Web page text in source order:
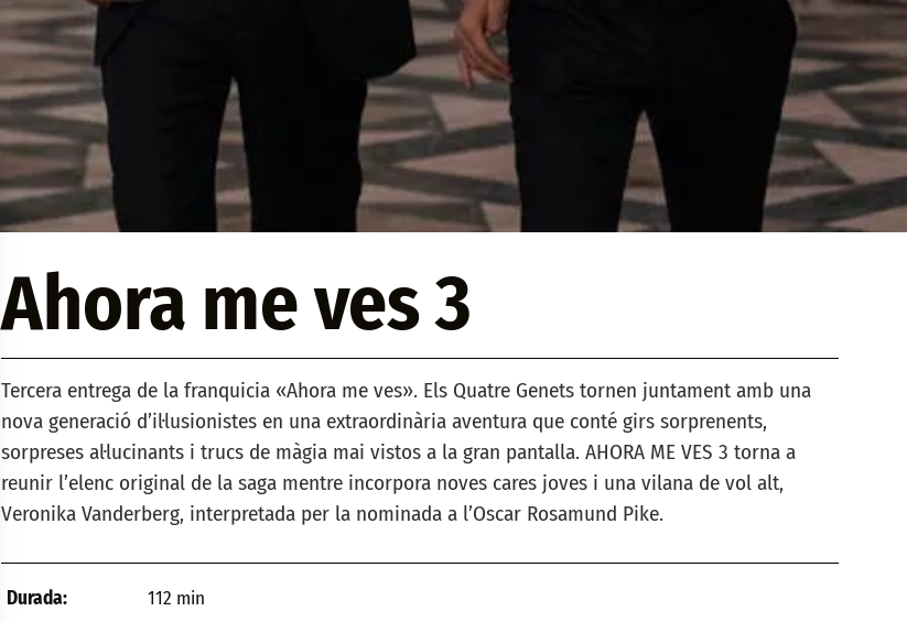
Ahora me ves 3
Tercera entrega de la franquicia «Ahora me ves». Els Quatre Genets tornen juntament amb una
nova generació d’il·lusionistes en una extraordinària aventura que conté girs sorprenents,
sorpreses al·lucinants i trucs de màgia mai vistos a la gran pantalla. AHORA ME VES 3 torna a
reunir l’elenc original de la saga mentre incorpora noves cares joves i una vilana de vol alt,
Veronika Vanderberg, interpretada per la nominada a l’Oscar Rosamund Pike.
Durada:
112 min